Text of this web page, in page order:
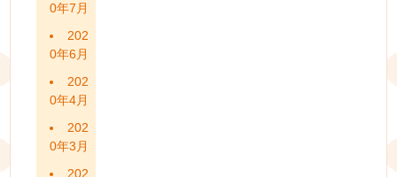
0年7月
202
0年6月
202
0年4月
202
0年3月
202